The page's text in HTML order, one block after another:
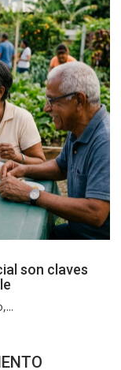
son claves